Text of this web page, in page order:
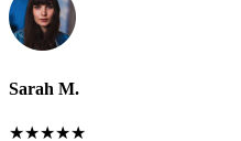
Sarah M.
★★★★★